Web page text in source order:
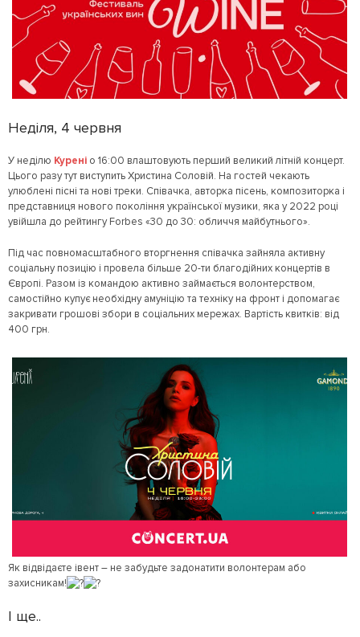
Неділя, 4 червня
У неділю Курені о 16:00 влаштовують перший великий літній концерт.
Цього разу тут виступить Христина Соловій. На гостей чекають
улюблені пісні та нові треки. Співачка, авторка пісень, композиторка і
представниця нового покоління української музики, яка у 2022 році
увійшла до рейтингу Forbes «30 до 30: обличчя майбутнього».
Під час повномасштабного вторгнення співачка зайняла активну
соціальну позицію і провела більше 20-ти благодійних концертів в
Європі. Разом із командою активно займається волонтерством,
самостійно купує необхідну амуніцію та техніку на фронт і допомагає
закривати грошові збори в соціальних мережах. Вартість квитків: від
400 грн.
Як відвідаєте івент – не забудьте задонатити волонтерам або
захисникам!
І ще..